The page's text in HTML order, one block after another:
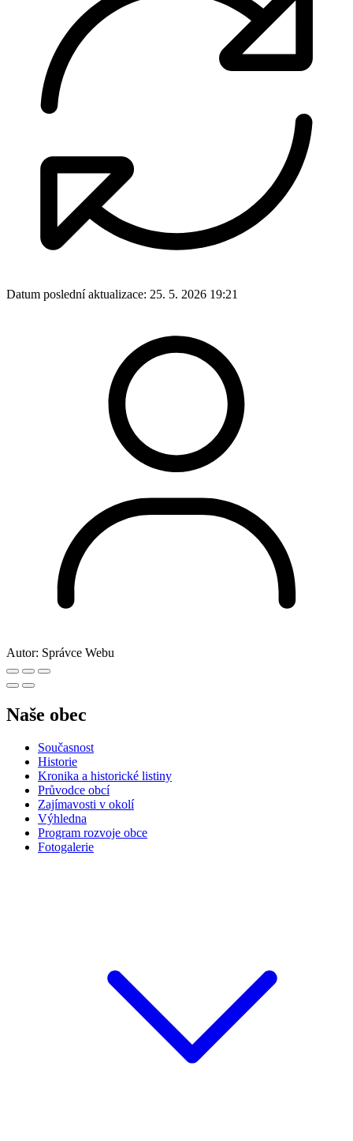
Datum poslední aktualizace: 25. 5. 2026 19:21
Autor: Správce Webu
Naše obec
Současnost
Historie
Kronika a historické listiny
Průvodce obcí
Zajímavosti v okolí
Výhledna
Program rozvoje obce
Fotogalerie